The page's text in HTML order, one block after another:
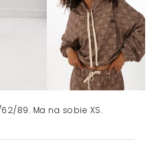
89. Ma na sobie XS.